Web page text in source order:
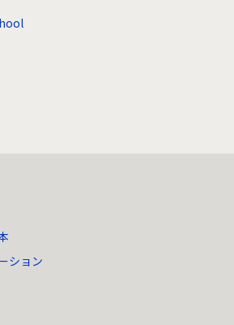
ション